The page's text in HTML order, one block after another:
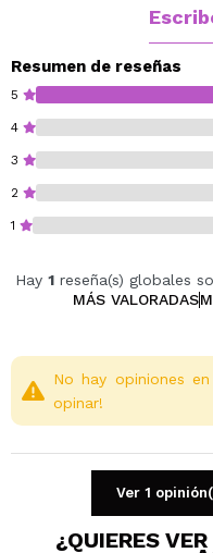
para usar durante tus
Cruelty free.
Resumen de reseñas
5
4
3
2
1
Hay 1reseña(s) globales
MÁS VALORADAS
No hay opiniones
opinar!
Ver 1
¿QUIERES